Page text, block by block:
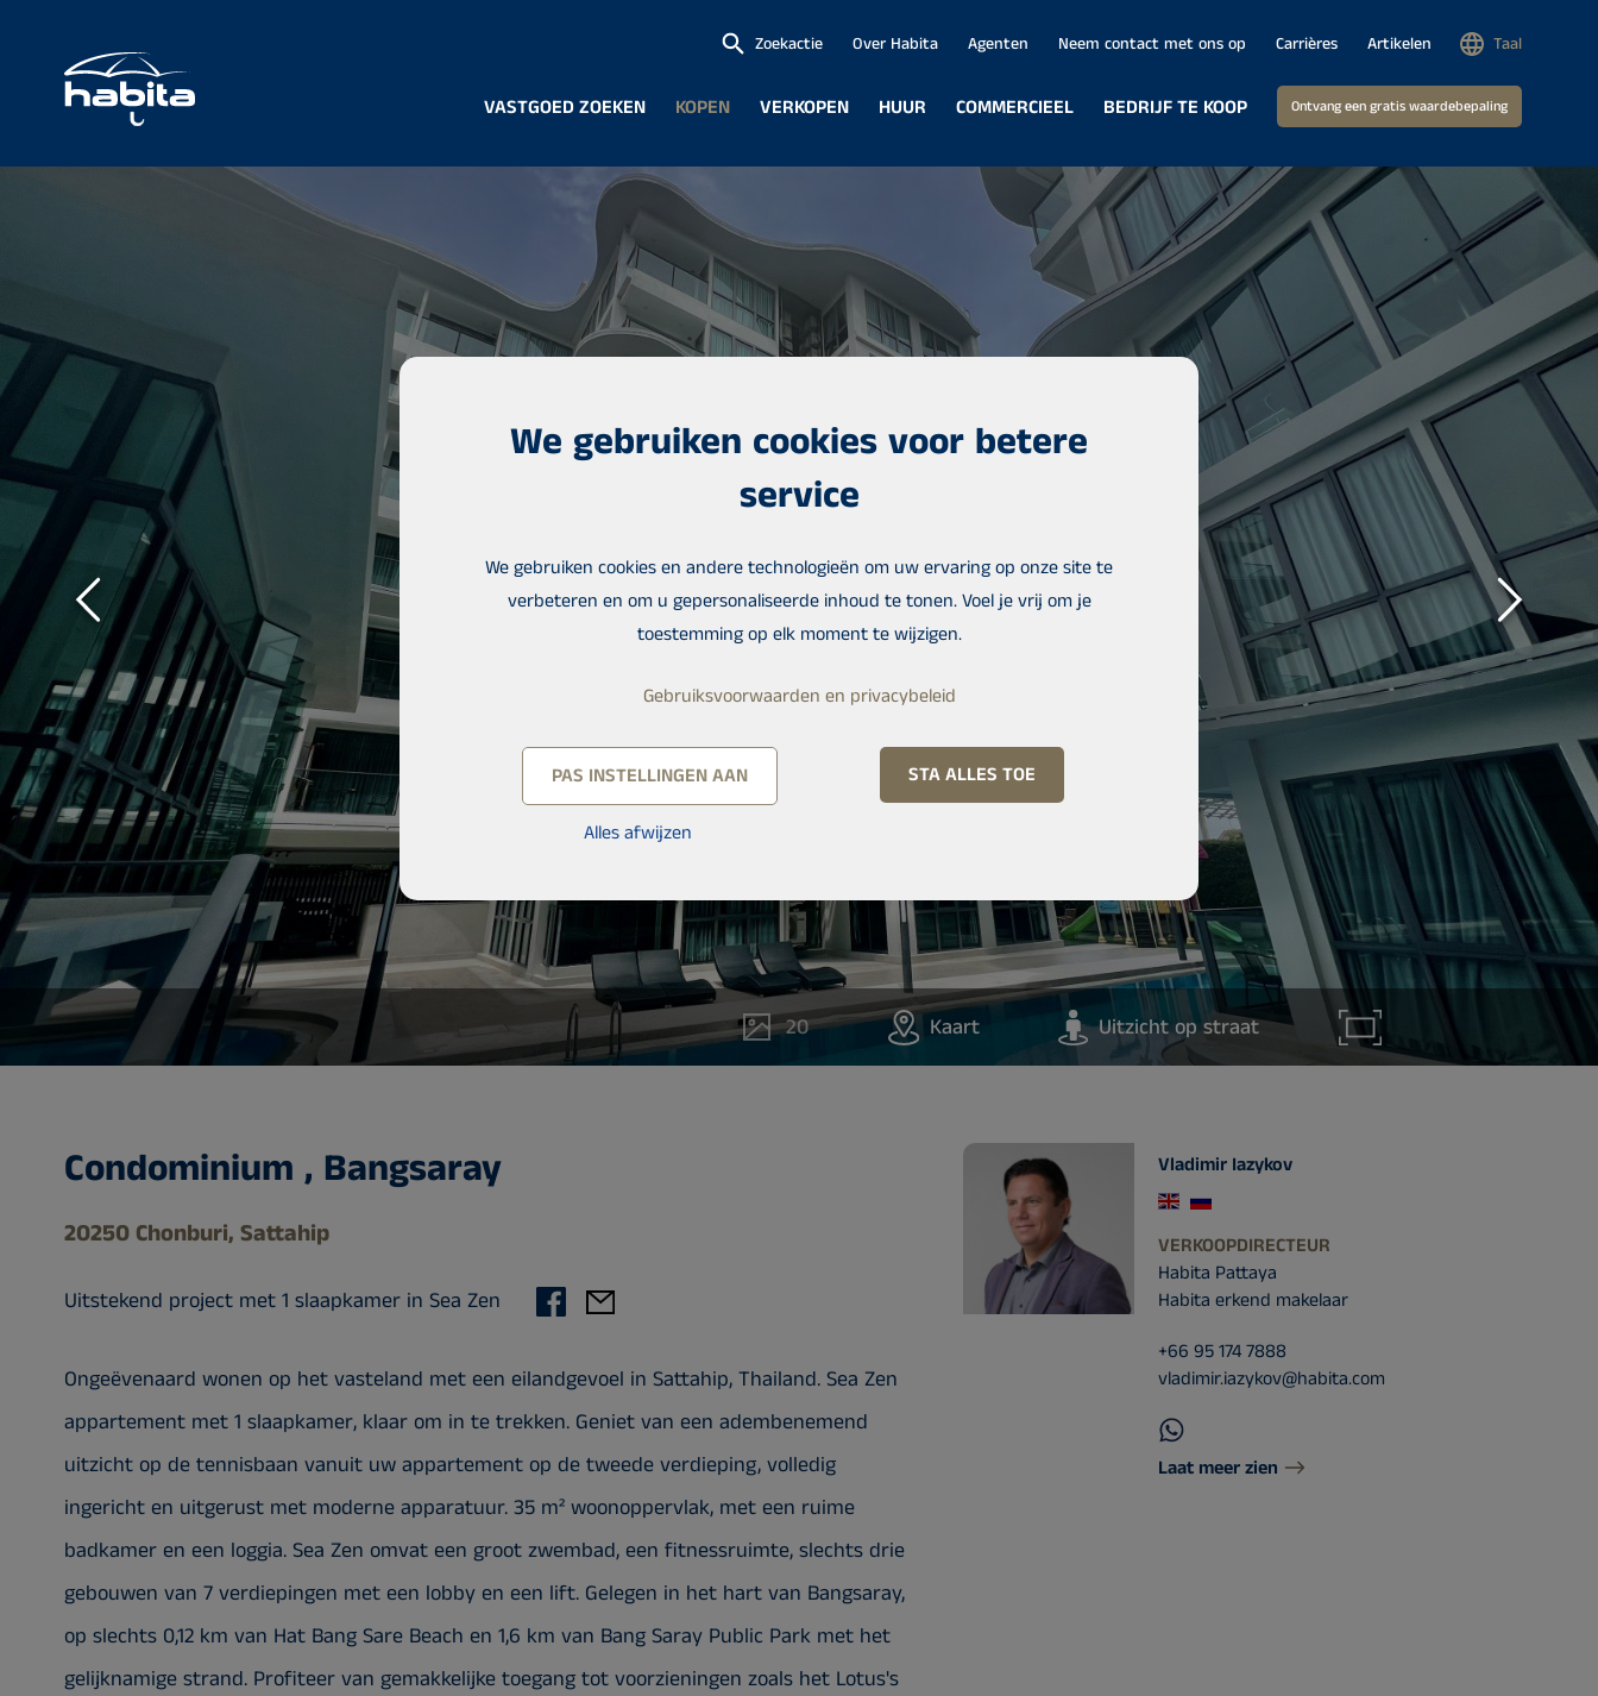
VASTGOED ZOEKEN KOPEN VERKOPEN HUUR COMMERCIEEL BEDRIJF TE KOOP Ontvang een gratis waardebepaling
Zoekactie Over Habita Agenten Neem contact met ons op Carrières Artikelen Taal
20 Kaart Uitzicht op straat
Condominium , Bangsaray
20250 Chonburi, Sattahip
Uitstekend project met 1 slaapkamer in Sea Zen
Ongeëvenaard wonen op het vasteland met een eilandgevoel in Sattahip, Thailand. Sea Zen
appartement met 1 slaapkamer, klaar om in te trekken. Geniet van een adembenemend
uitzicht op de tennisbaan vanuit uw appartement op de tweede verdieping, volledig
ingericht en uitgerust met moderne apparatuur. 35 m² woonoppervlak, met een ruime
badkamer en een loggia. Sea Zen omvat een groot zwembad, een fitnessruimte, slechts drie
gebouwen van 7 verdiepingen met een lobby en een lift. Gelegen in het hart van Bangsaray,
op slechts 0,12 km van Hat Bang Sare Beach en 1,6 km van Bang Saray Public Park met het
gelijknamige strand. Profiteer van gemakkelijke toegang tot voorzieningen zoals het Lotus's
Vladimir Iazykov
VERKOOPDIRECTEUR
Habita Pattaya
Habita erkend makelaar
+66 95 174 7888
vladimir.iazykov@habita.com
Laat meer zien
We gebruiken cookies voor betere
service
We gebruiken cookies en andere technologieën om uw ervaring op onze site te
verbeteren en om u gepersonaliseerde inhoud te tonen. Voel je vrij om je
toestemming op elk moment te wijzigen.
Gebruiksvoorwaarden en privacybeleid
PAS INSTELLINGEN AAN
Alles afwijzen
STA ALLES TOE